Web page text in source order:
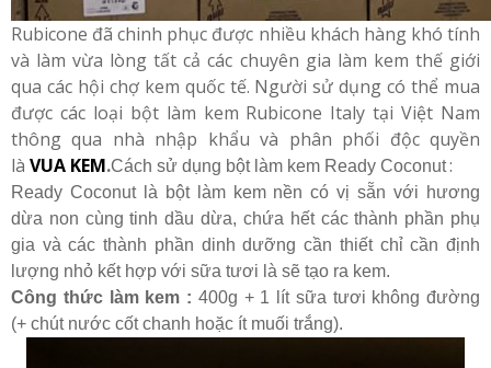
Rubicone đã chinh phục được nhiều khách hàng khó tính
và làm vừa lòng tất cả các chuyên gia làm kem thế giới
qua các hội chợ kem quốc tế. Người sử dụng có thể mua
được các loại bột làm kem Rubicone Italy tại Việt Nam
thông qua nhà nhập khẩu và phân phối độc quyền
là VUA KEM.Cách sử dụng bột làm kem Ready Coconut:
Ready Coconut là bột làm kem nền có vị sẵn với hương
dừa non cùng tinh dầu dừa, chứa hết các thành phần phụ
gia và các thành phần dinh dưỡng cần thiết chỉ cần định
lượng nhỏ kết hợp với sữa tươi là sẽ tạo ra kem.
Công thức làm kem : 400g + 1 lít sữa tươi không đường
(+ chút nước cốt chanh hoặc ít muối trắng).